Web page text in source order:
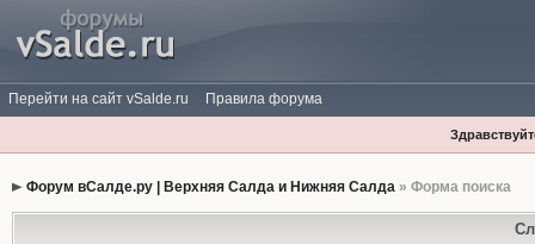
Перейти на сайт vSalde.ru Правила форума
Форум вСалде.ру | Верхняя Салда и Нижняя Салда» Форма поиска